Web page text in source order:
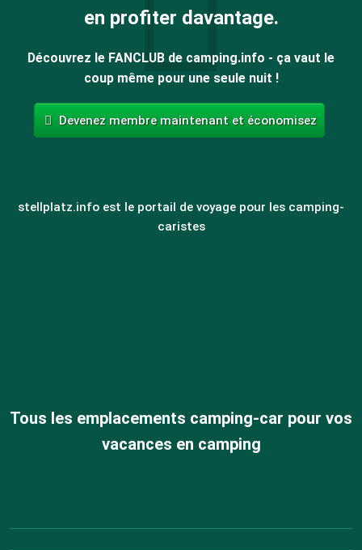
en profiter davantage.
Découvrez le FANCLUB de camping.info - ça vaut le
coup même pour une seule nuit !
Devenez membre maintenant et économisez
stellplatz.info est le portail de voyage pour les camping-
caristes
Tous les emplacements camping-car pour vos
vacances en camping